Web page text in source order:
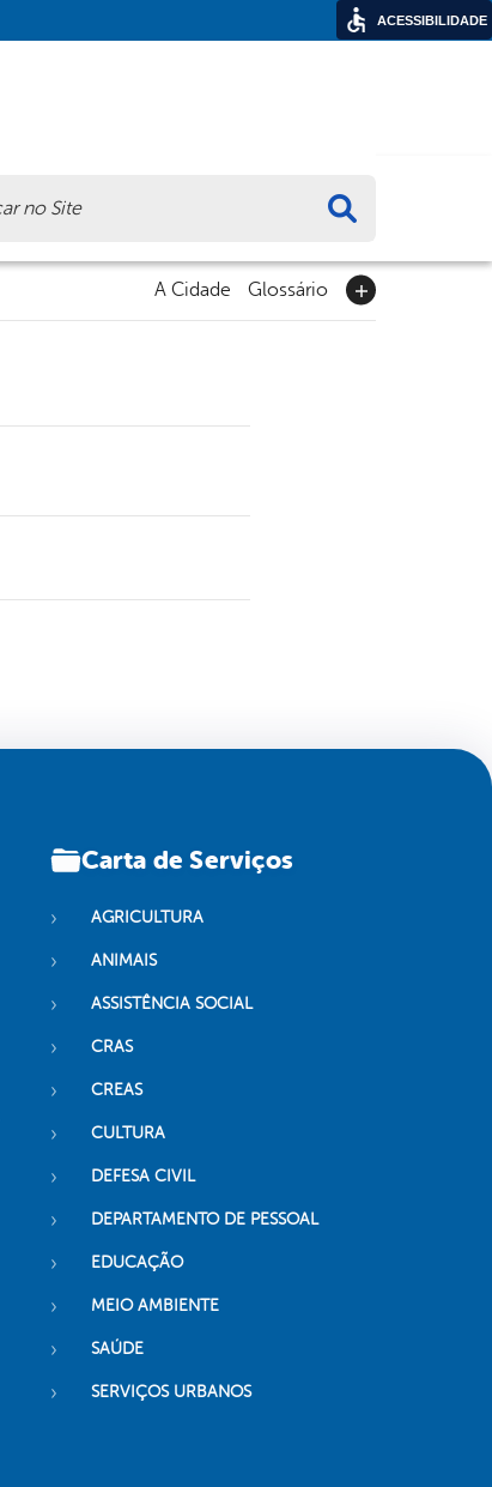
A Cidade Glossário
Carta de Serviços
AGRICULTURA
ANIMAIS
ASSISTÊNCIA SOCIAL
CRAS
CREAS
CULTURA
DEFESA CIVIL
DEPARTAMENTO DE PESSOAL
EDUCAÇÃO
MEIO AMBIENTE
SAÚDE
SERVIÇOS URBANOS
ACESSIBILIDADE